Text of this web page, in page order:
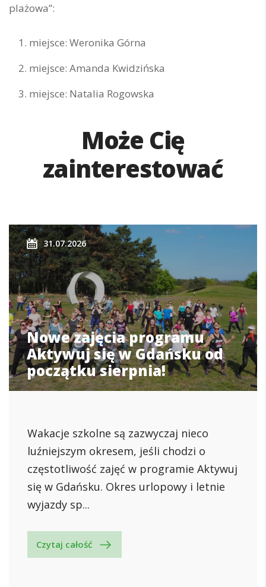
plażowa”:
miejsce: Weronika Górna
miejsce: Amanda Kwidzińska
miejsce: Natalia Rogowska
Może Cię
zainterestować
31.07.2026
Nowe zajęcia programu
Aktywuj się w Gdańsku od
początku sierpnia!
Wakacje szkolne są zazwyczaj nieco
luźniejszym okresem, jeśli chodzi o
częstotliwość zajęć w programie Aktywuj
się w Gdańsku. Okres urlopowy i letnie
wyjazdy sp...
Czytaj całość